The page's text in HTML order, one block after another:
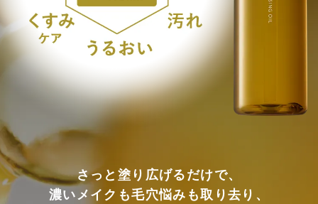
さっと塗り広げるだけで、
濃いメイクも毛穴悩みも取り去り、